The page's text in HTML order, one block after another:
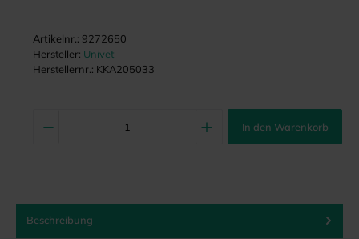
Artikelnr.: 9272650
Hersteller: Univet
Herstellernr.: KKA205033
In den Warenkorb
Beschreibung